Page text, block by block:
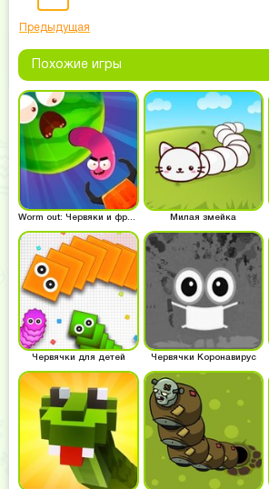
Предыдущая
Похожие игры
Милая змейка
Червячки для детей Червячки Коронавирус